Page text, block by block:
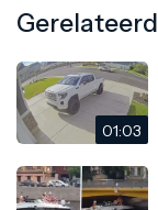
Gerelateerd
01:03